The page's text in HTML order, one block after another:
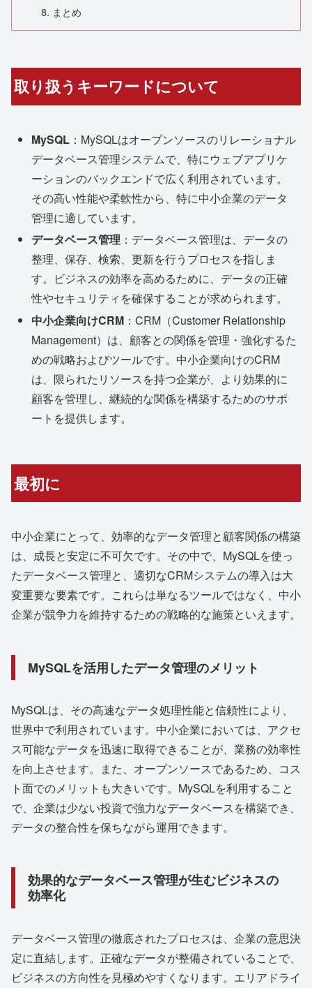
まとめ
取り扱うキーワードについて
MySQL ：MySQLはオープンソースのリレーショナル
データベース管理システムで、特にウェブアプリケ
ーションのバックエンドで広く利用されています。
その高い性能や柔軟性から、特に中小企業のデータ
管理に適しています。
データベース管理 ：データベース管理は、データの
整理、保存、検索、更新を行うプロセスを指しま
す。ビジネスの効率を高めるために、データの正確
性やセキュリティを確保することが求められます。
中小企業向けCRM ：CRM（Customer Relationship
Management）は、顧客との関係を管理・強化するた
めの戦略およびツールです。中小企業向けのCRM
は、限られたリソースを持つ企業が、より効果的に
顧客を管理し、継続的な関係を構築するためのサポ
ートを提供します。
最初に
中小企業にとって、効率的なデータ管理と顧客関係の構築
は、成長と安定に不可欠です。その中で、MySQLを使っ
たデータベース管理と、適切なCRMシステムの導入は大
変重要な要素です。これらは単なるツールではなく、中小
企業が競争力を維持するための戦略的な施策といえます。
MySQLを活用したデータ管理のメリット
MySQLは、その高速なデータ処理性能と信頼性により、
世界中で利用されています。中小企業においては、アクセ
ス可能なデータを迅速に取得できることが、業務の効率性
を向上させます。また、オープンソースであるため、コス
ト面でのメリットも大きいです。MySQLを利用すること
で、企業は少ない投資で強力なデータベースを構築でき、
データの整合性を保ちながら運用できます。
効果的なデータベース管理が生むビジネスの
効率化
データベース管理の徹底されたプロセスは、企業の意思決
定に直結します。正確なデータが整備されていることで、
ビジネスの方向性を見極めやすくなります。エリアドライ